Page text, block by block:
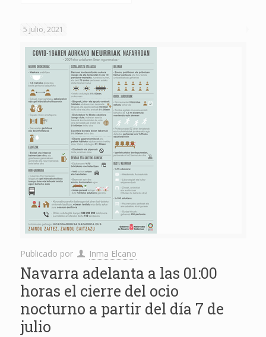
5 julio, 2021
Publicado por Inma Elcano
Navarra adelanta a las 01:00
horas el cierre del ocio
nocturno a partir del día 7 de
julio